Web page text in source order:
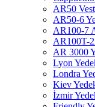
AR50
AR50-6
AR100-7
AR100T-
AR 3000
Lyon
Londra
Kiev
İzmir